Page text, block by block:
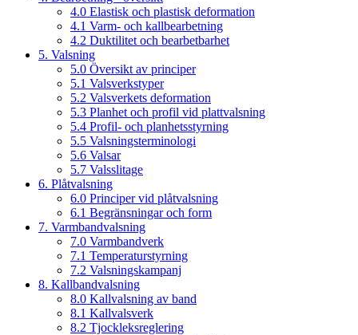
4.0 Elastisk och plastisk deformation
4.1 Varm- och kallbearbetning
4.2 Duktilitet och bearbetbarhet
5. Valsning
5.0 Översikt av principer
5.1 Valsverkstyper
5.2 Valsverkets deformation
5.3 Planhet och profil vid plattvalsning
5.4 Profil- och planhetsstyrning
5.5 Valsningsterminologi
5.6 Valsar
5.7 Valsslitage
6. Plåtvalsning
6.0 Principer vid plåtvalsning
6.1 Begränsningar och form
7. Varmbandvalsning
7.0 Varmbandverk
7.1 Temperaturstyrning
7.2 Valsningskampanj
8. Kallbandvalsning
8.0 Kallvalsning av band
8.1 Kallvalsverk
8.2 Tjockleksreglering